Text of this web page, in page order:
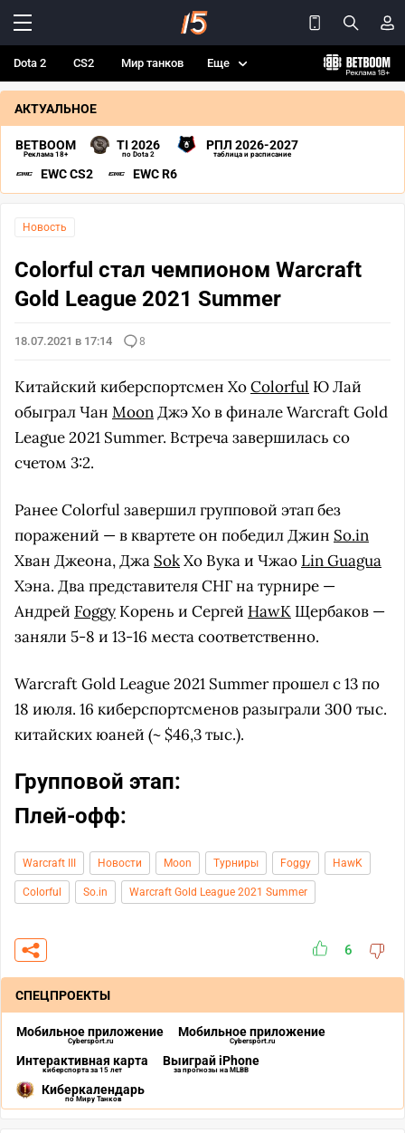
Dota 2 CS2 Мир танков Еще
АКТУАЛЬНОЕ
BETBOOM
Реклама 18+
TI 2026
по Dota 2
РПЛ 2026-2027
таблица и расписание
EWC CS2 EWC R6
Новость
Colorful стал чемпионом Warcraft
Gold League 2021 Summer
18.07.2021 в 17:14 8
Китайский киберспортсмен ХоColorful Ю Лай
обыграл Чан MoonДжэ Хо в финале Warcraft Gold
League 2021 Summer. Встреча завершилась со
счетом 3:2.
Ранее Colorful завершил групповой этап без
поражений — в квартете он победил Джин So.in
Хван Джеона, Джа SokХо Вука и Чжао Lin Guagua
Хэна. Два представителя СНГ на турнире —
Андрей Foggy Корень и Сергей HawK Щербаков —
заняли 5-8 и 13-16 места соответственно.
Warcraft Gold League 2021 Summer прошел с 13 по
18 июля. 16 киберспортсменов разыграли 300 тыс.
китайских юаней (~ $46,3 тыс.).
Групповой этап:
Плей-офф:
Warcraft III Новости Moon Турниры Foggy HawK
Colorful So.in Warcraft Gold League 2021 Summer
6
СПЕЦПРОЕКТЫ
Мобильное приложение
Cybersport.ru
Мобильное приложение
Cybersport.ru
Интерактивная карта
киберспорта за 15 лет
Выиграй iPhone
за прогнозы на MLBB
Киберкалендарь
по Миру Танков